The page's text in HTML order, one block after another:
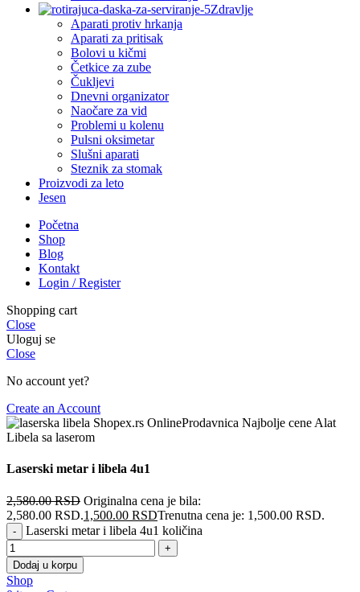
Zdravlje
Aparati protiv hrkanja
Aparati za pritisak
Bolovi u kičmi
Četkice za zube
Čukljevi
Dnevni organizator
Naočare za vid
Problemi u kolenu
Pulsni oksimetar
Slušni aparati
Steznik za stomak
Proizvodi za leto
Jesen
Početna
Shop
Blog
Kontakt
Login / Register
Shopping cart
Close
Uloguj se
Close
No account yet?
Create an Account
Laserski metar i libela 4u1
2,580.00RSD Originalna cena je bila:
2,580.00 RSD.1,500.00 RSDTrenutna cena je: 1,500.00 RSD.
Laserski metar i libela 4u1 količina
Dodaj u korpu
Shop